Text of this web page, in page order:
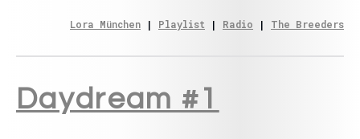
Lora München | Playlist | Radio | The Breeders
Daydream #1